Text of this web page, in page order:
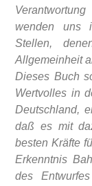
wenden uns
Stellen,
Allgemeinheit
Dieses Buch
Wertvolles in
Deutschland,
daß es mit
besten Kräfte
Erkenntnis
des